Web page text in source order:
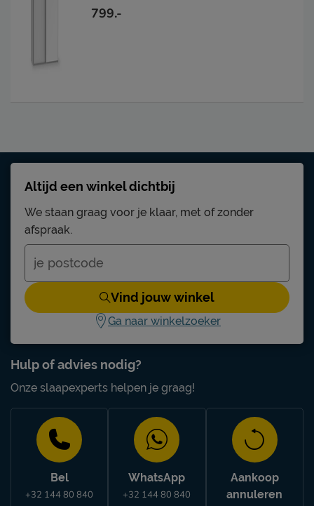
799.-
Hulp of advies nodig?
Onze slaapexperts helpen je graag!
Bel
+32 144 80 840
WhatsApp
+32 144 80 840
Aankoop
annuleren
Altijd een winkel dichtbij
We staan graag voor je klaar, met of zonder
afspraak.
Vind jouw winkel
Ga naar winkelzoeker